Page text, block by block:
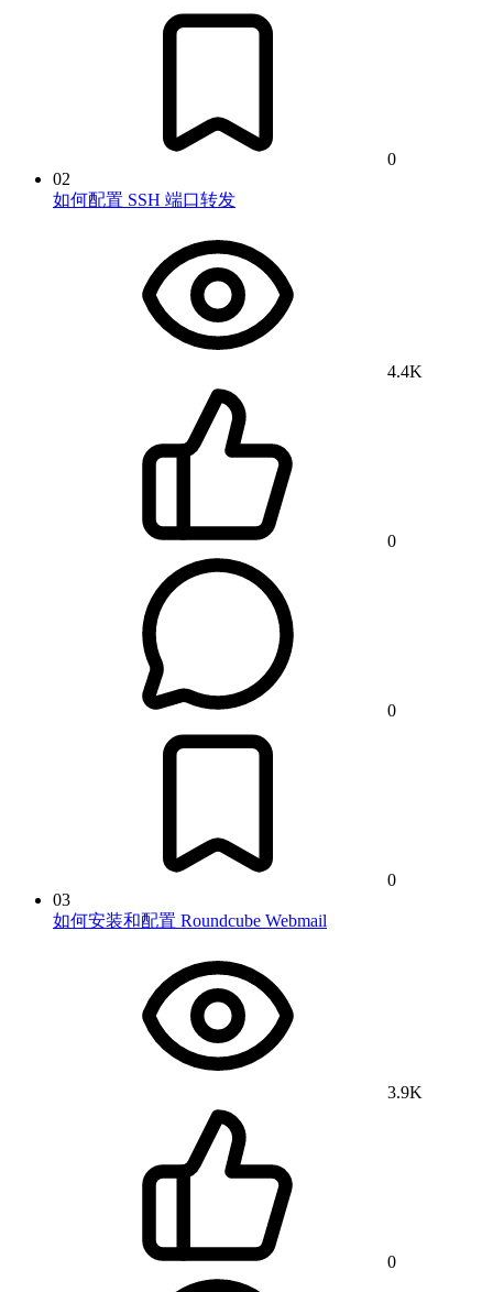
0
02
如何配置 SSH 端口转发
4.4K
0
0
0
03
如何安装和配置 Roundcube Webmail
3.9K
0